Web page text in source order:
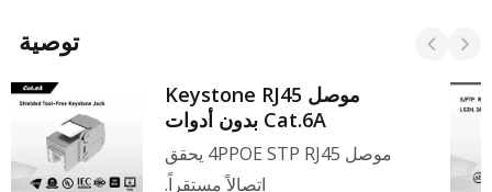
توصية
موصل Keystone RJ45
Cat.6A بدون أدوات
موصل 4PPOE STP RJ45 يحقق
اتصالاً مستقراً.